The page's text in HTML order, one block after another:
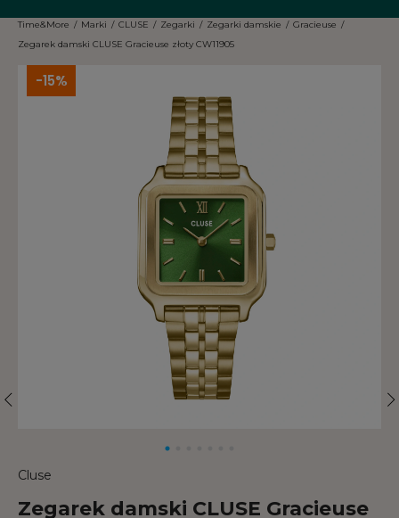
Time&More / Marki / CLUSE / Zegarki / Zegarki damskie / Gracieuse /
Zegarek damski CLUSE Gracieuse złoty CW11905
-15%
Cluse
Zegarek damski CLUSE Gracieuse